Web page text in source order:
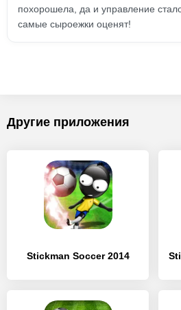
похорошела, да и управление
самые сыроежки оценят!
Другие приложения
Stickman Soccer 2014